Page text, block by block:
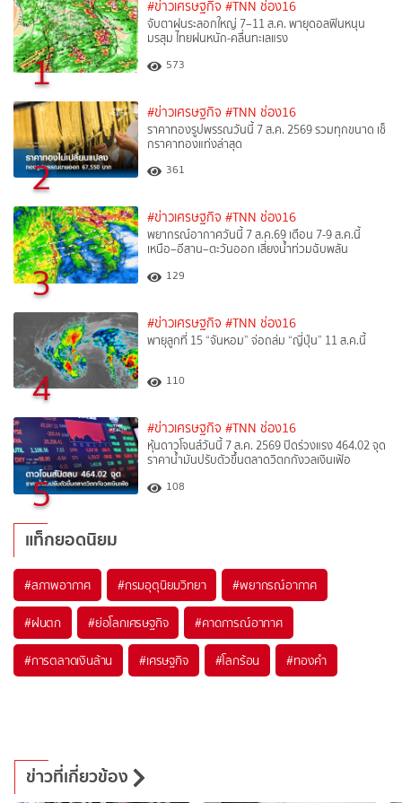
1
#ข่าวเศรษฐกิจ #TNN ช่อง16
จับตาฝนระลอกใหญ่ 7–11 ส.ค. พายุดอลฟินหนุน
มรสุม ไทยฝนหนัก-คลื่นทะเลแรง
573
2
#ข่าวเศรษฐกิจ #TNN ช่อง16
ราคาทองรูปพรรณวันนี้ 7 ส.ค. 2569 รวมทุกขนาด เช็
กราคาทองแท่งล่าสุด
361
3
#ข่าวเศรษฐกิจ #TNN ช่อง16
พยากรณ์อากาศวันนี้ 7 ส.ค.69 เตือน 7-9 ส.ค.นี้
เหนือ–อีสาน–ตะวันออก เสี่ยงน้ำท่วมฉับพลัน
129
4
#ข่าวเศรษฐกิจ #TNN ช่อง16
พายุลูกที่ 15 “จันหอม” จ่อถล่ม “ญี่ปุ่น” 11 ส.ค.นี้
110
5
#ข่าวเศรษฐกิจ #TNN ช่อง16
หุ้นดาวโจนส์วันนี้ 7 ส.ค. 2569 ปิดร่วงแรง 464.02 จุด
ราคาน้ำมันปรับตัวขึ้นตลาดวิตกกังวลเงินเฟ้อ
108
แท็กยอดนิยม
#สภาพอากาศ #กรมอุตุนิยมวิทยา #พยากรณ์อากาศ
#ฝนตก #ย่อโลกเศรษฐกิจ #คาดการณ์อากาศ
#การตลาดเงินล้าน #เศรษฐกิจ #โลกร้อน #ทองคำ
ข่าวที่เกี่ยวข้อง